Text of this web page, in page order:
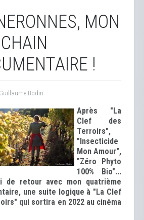
MON
!
Bodin.
Après "La
Clef des
Terroirs",
"Insecticide
Mon Amour",
"Zéro Phyto
100% Bio"...
de retour avec mon quatrième
une suite logique à "La Clef
qui sortira en 2022 au cinéma